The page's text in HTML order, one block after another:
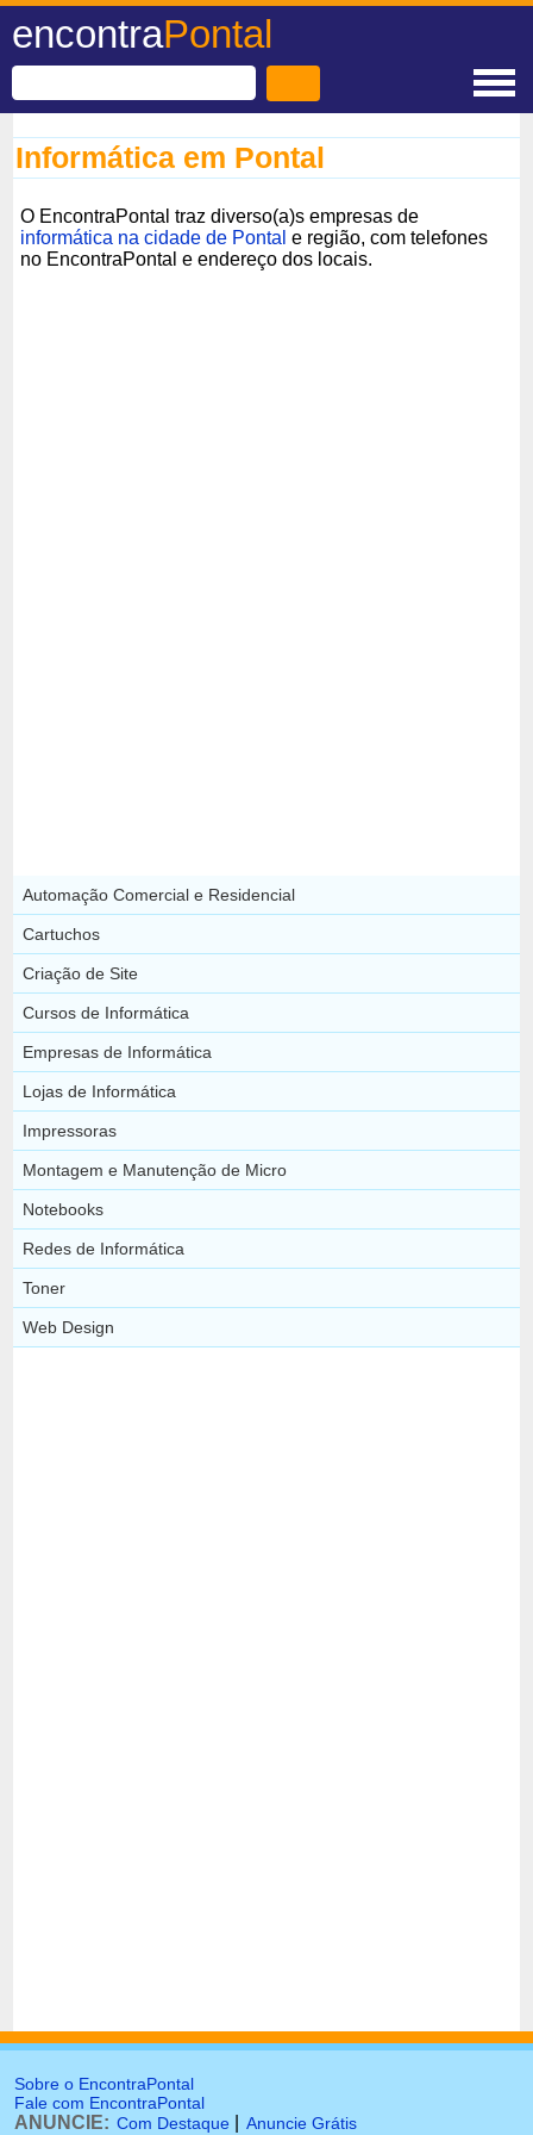
encontraPontal
Informática em Pontal
O EncontraPontal traz diverso(a)s empresas de
informática na cidade de Pontal e região, com telefones
no EncontraPontal e endereço dos locais.
Automação Comercial e Residencial
Cartuchos
Criação de Site
Cursos de Informática
Empresas de Informática
Lojas de Informática
Impressoras
Montagem e Manutenção de Micro
Notebooks
Redes de Informática
Toner
Web Design
Sobre o EncontraPontal
Fale com EncontraPontal
ANUNCIE: Com Destaque Anuncie Grátis